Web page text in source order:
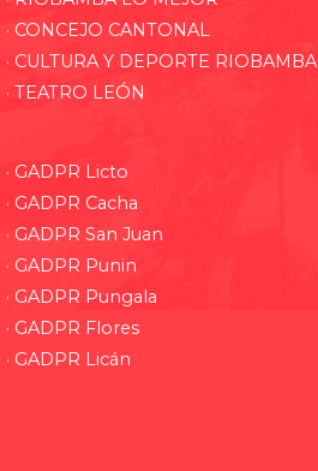
· CONCEJO CANTONAL
· CULTURA Y DEPORTE RIOBAMBA
· TEATRO LEÓN
· GADPR Licto
· GADPR Cacha
· GADPR San Juan
· GADPR Punin
· GADPR Pungala
· GADPR Flores
· GADPR Licán